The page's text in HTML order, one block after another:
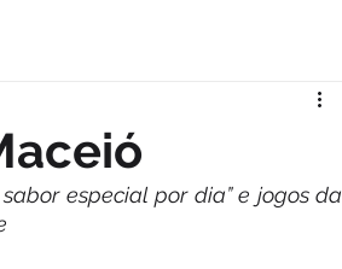
especial por dia” e jogos da